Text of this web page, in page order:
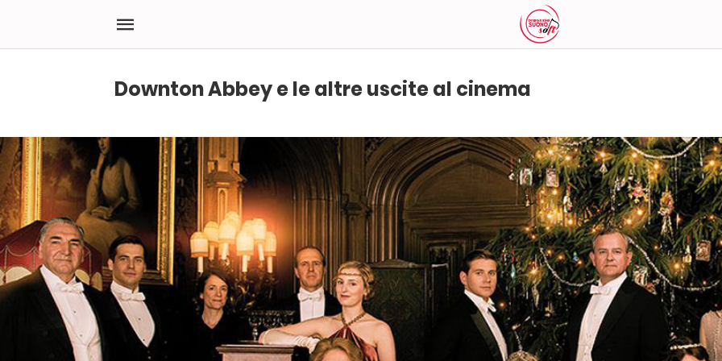
Downton Abbey e le altre uscite al cinema